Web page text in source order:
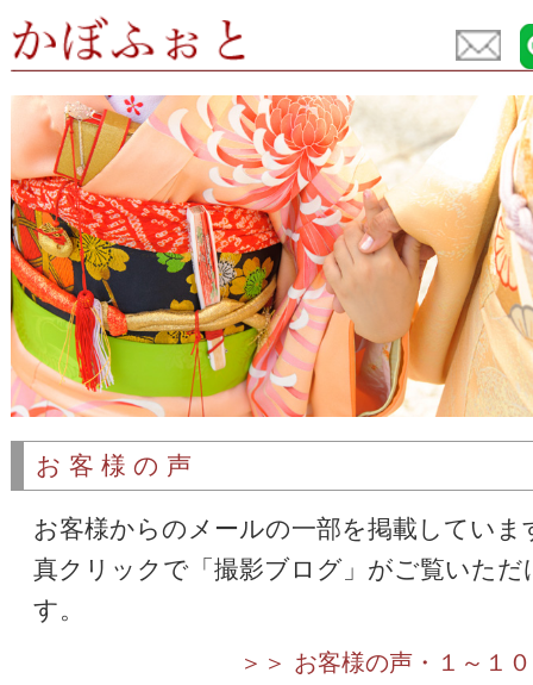
お客様の声
お客様からのメールの一部を掲載していま
真クリックで「撮影ブログ」がご覧いただ
す。
＞＞ お客様の声・１～１